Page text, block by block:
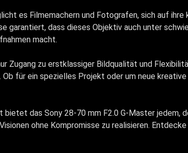
es Filmemachern und Fotografen, sich auf ihre
garantiert, dass dieses Objektiv auch unter
macht.
Zugang zu erstklassiger Bildqualität und
für ein spezielles Projekt oder um neue
das Sony 28-70 mm F2.0 G-Master jedem,
ohne Kompromisse zu realisieren.